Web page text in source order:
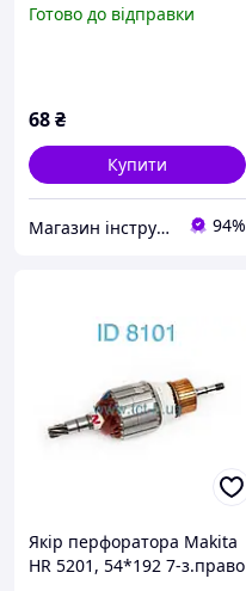
Готово до відправки
68₴
Купити
Магазин інструменту MATRIX 94%
Якір перфоратора Makita
HR 5201, 54*192 7-з.право